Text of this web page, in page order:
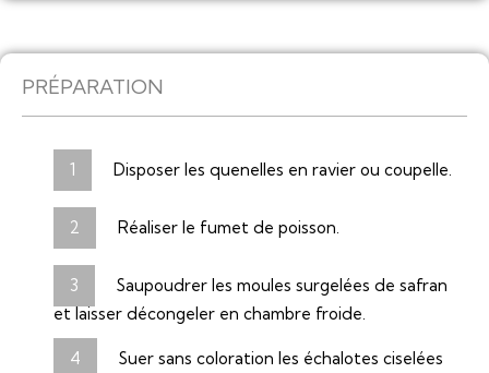
PRÉPARATION
Disposer les quenelles en ravier ou coupelle.
Réaliser le fumet de poisson.
Saupoudrer les moules surgelées de safran
et laisser décongeler en chambre froide.
Suer sans coloration les échalotes ciselées